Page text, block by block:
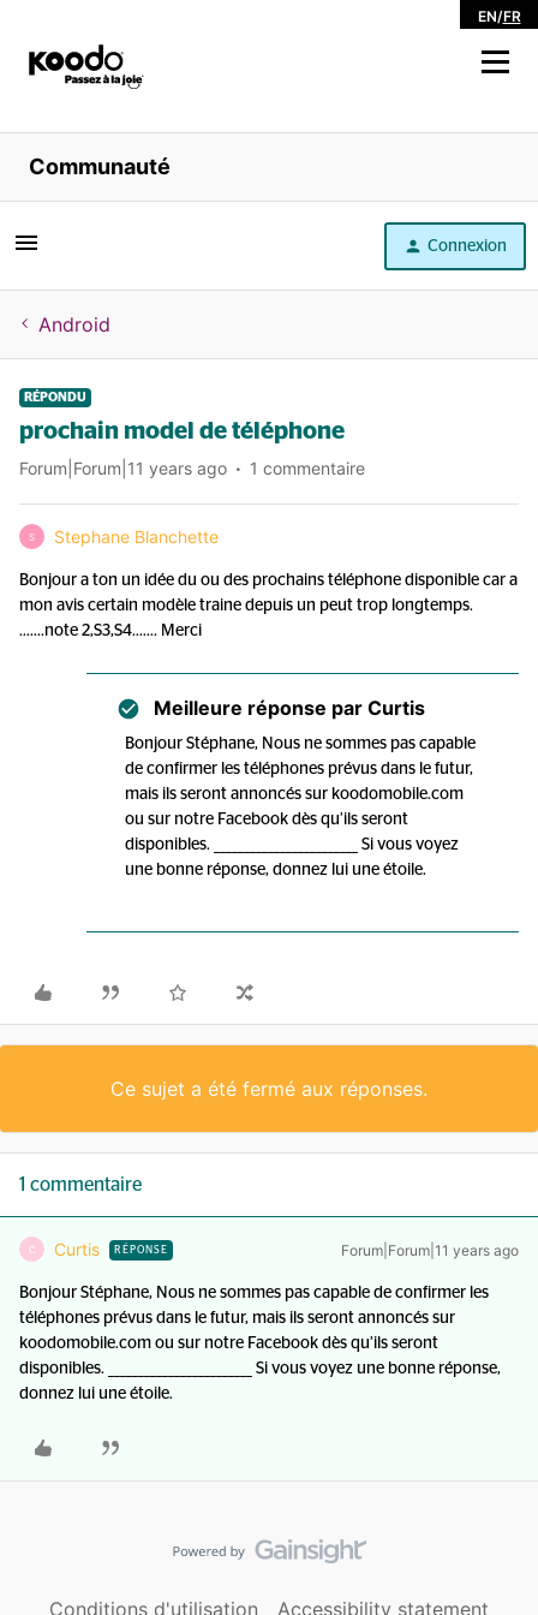
EN/FR
Magasiner
Libre service
Aide
Communauté
Connexion
Android
RÉPONDU
prochain model de téléphone
Forum|Forum|11 years ago 1 commentaire
S Stephane Blanchette
Bonjour a ton un idée du ou des prochains téléphone disponible car a
mon avis certain modèle traine depuis un peut trop longtemps.
.......note 2,S3,S4....... Merci
Meilleure réponse par Curtis
Bonjour Stéphane, Nous ne sommes pas capable
de confirmer les téléphones prévus dans le futur,
mais ils seront annoncés sur koodomobile.com
ou sur notre Facebook dès qu’ils seront
disponibles. ________________________ Si vous voyez
une bonne réponse, donnez lui une étoile.
Ce sujet a été fermé aux réponses.
1 commentaire
C Curtis RÉPONSE Forum|Forum|11 years ago
Bonjour Stéphane, Nous ne sommes pas capable de confirmer les
téléphones prévus dans le futur, mais ils seront annoncés sur
koodomobile.com ou sur notre Facebook dès qu’ils seront
disponibles. ________________________ Si vous voyez une bonne réponse,
donnez lui une étoile.
Conditions d'utilisation Accessibility statement